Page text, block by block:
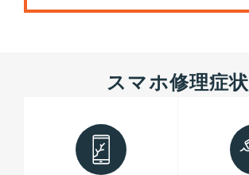
スマホ修理症状